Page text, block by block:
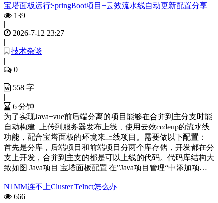
宝塔面板运行SpringBoot项目+云效流水线自动更新配置分享
139
|
2026-7-12 23:27
|
技术杂谈
|
0
558 字
|
6 分钟
为了实现Java+vue前后端分离的项目能够在合并到主分支时能
自动构建+上传到服务器发布上线，使用云效codeup的流水线
功能，配合宝塔面板的环境来上线项目。需要做以下配置：
首先是分库，后端项目和前端项目分两个库存储，开发都在分
支上开发，合并到主支的都是可以上线的代码。代码库结构大
致如图 Java项目 宝塔面板配置 在”Java项目管理“中添加项…
N1MM连不上Cluster Telnet怎么办
666